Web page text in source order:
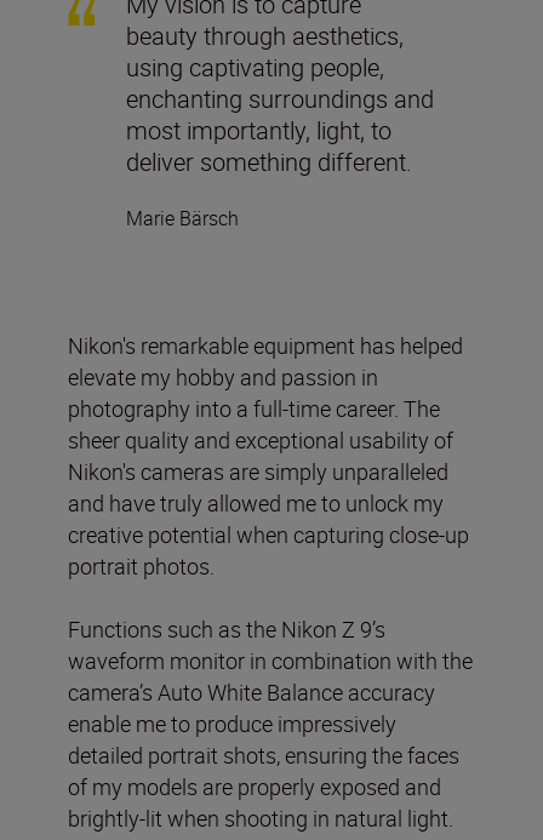
beauty through aesthetics,
using captivating people,
enchanting surroundings and
most importantly, light, to
deliver something different.
Marie Bärsch
Nikon's remarkable equipment has helped
elevate my hobby and passion in
photography into a full-time career. The
sheer quality and exceptional usability of
Nikon's cameras are simply unparalleled
and have truly allowed me to unlock my
creative potential when capturing close-up
portrait photos.
Functions such as the Nikon Z 9’s
waveform monitor in combination with the
camera’s Auto White Balance accuracy
enable me to produce impressively
detailed portrait shots, ensuring the faces
of my models are properly exposed and
brightly-lit when shooting in natural light.